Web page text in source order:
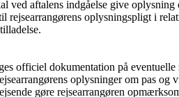
ved aftalens indgåelse give
rejsearrangørens oplysningspligt i
officiel dokumentation på
oplysninger om pas og
gøre rejsearrangøren